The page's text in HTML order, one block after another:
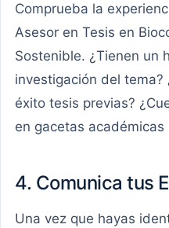
Comprueba la
Asesor en Tesis en
Sostenible. ¿Tienen un
investigación del tema?
éxito tesis previas?
en gacetas académicas
4. Comunica tus
Una vez que hayas